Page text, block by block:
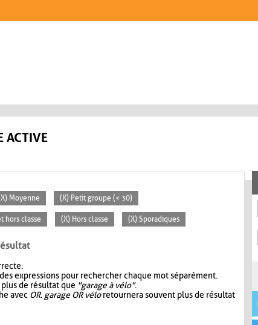
ACTIVE
Moyenne (X) Petit groupe (< 30)
hors classe (X) Hors classe (X) Sporadiques
expressions pour rechercher chaque mot séparément.
de résultat que "garage à vélo".
avec OR. garage OR véloretournera souvent plus de résultat